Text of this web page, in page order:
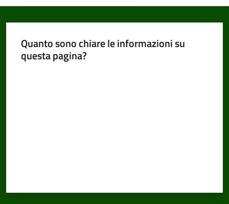
Menu selezionato
Tutti
argomenti...
Quanto sono chiare le informazioni su
questa pagina?